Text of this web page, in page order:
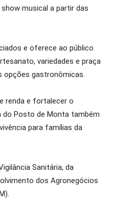
musical a partir das
e oferece ao público
variedades e praça
opções gastronômicas.
renda e fortalecer o
do Posto de Monta também
para famílias da
Sanitária, da
dos Agronegócios